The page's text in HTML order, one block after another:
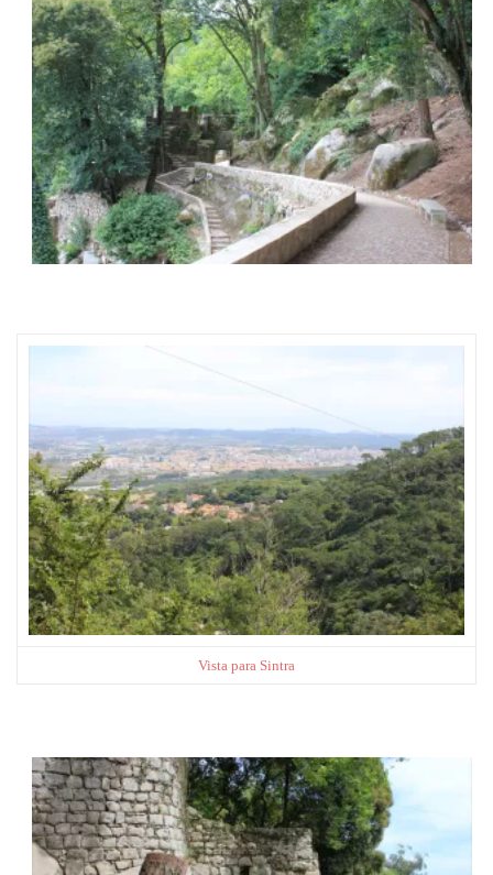
Vista para Sintra